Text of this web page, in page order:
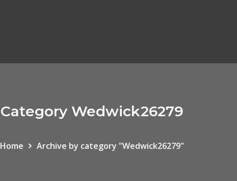
Category Wedwick26279
Home Archive by category "Wedwick26279"